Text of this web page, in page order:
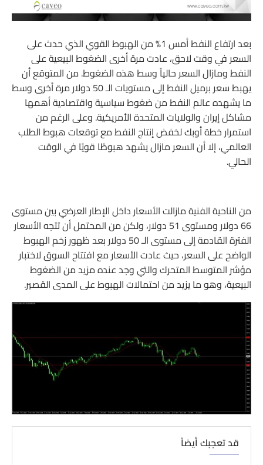
بعد ارتفاع النفط أمس 1% من الهبوط القوي الذي حدث على
السعر في وقت لاحق، عادت مرة أخرى الضغوط البيعية على
النفط ومازال السعر حالياً وسط هذه الضغوط. من المتوقع أن
يهبط سعر برميل النفط إلى مستويات الـ 50 دولار مرة أخرى وسط
ما يشهده عالم النفط من ضغوط سياسية واقتصادية أهمها
مشاكل إيران والولايات المتحدة الأمريكية. وعلى الرغم من
استمرار خطة أوبك لخفض إنتاج النفط مع توقعات هبوط الطلب
العالمي، إلا أن السعر مازال يشهد هبوطًا قويًا في الوقت
الحالي.
من الناحية الفنية مازالت الأسعار داخل الإطار العرضي بين مستوى
66 دولار ومستوى 51 دولار، ولكن من المحتمل أن تتجه الأسعار
الفترة القادمة إلى مستوى الـ 50 دولار بعد ظهور زخم الهبوط
الواضح على السعر، حيث عادت الأسعار مع افتتاح السوق لاختبار
مؤشر المتوسط المتحرك والتي وجد عنده مزيد من الضغوط
البيعية، وهو ما يزيد من احتمالات الهبوط على المدى القصير.
قد تعجبك أيضاً